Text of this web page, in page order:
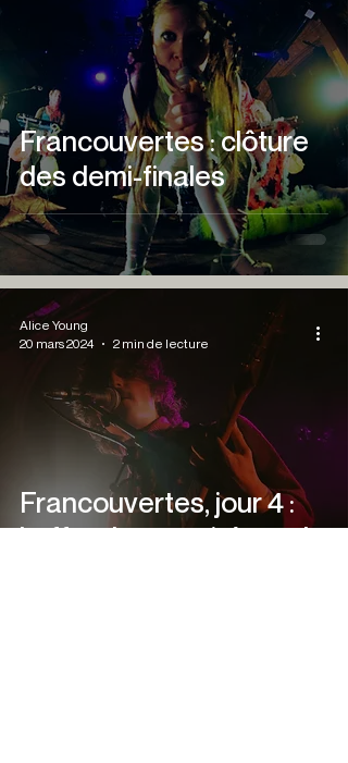
Francouvertes : clôture
des demi-finales
Francouvertes, jour 4 :
buffet de sonorités rock
Alice Young
20 mars 2024
2 min de lecture